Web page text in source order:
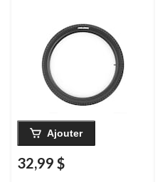
Ajouter
32,99 $